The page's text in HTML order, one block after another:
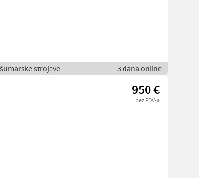
strojeve 3 dana online
950 €
bez PDV-a